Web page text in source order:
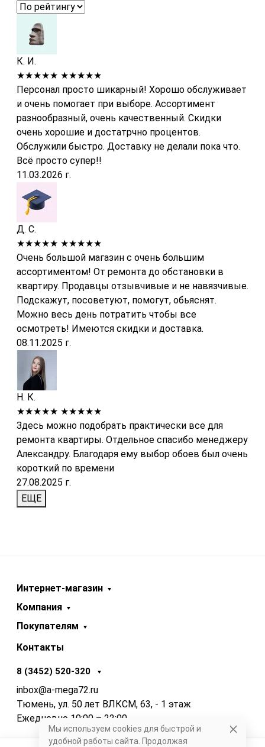
К. И.
★★★★★ ★★★★★
Персонал просто шикарный! Хорошо обслуживает
и очень помогает при выборе. Ассортимент
разнообразный, очень качественный. Скидки
очень хорошие и достатрчно процентов.
Обслужили быстро. Доставку не делали пока что.
Всё просто супер!!
11.03.2026 г.
Д. С.
★★★★★ ★★★★★
Очень большой магазин с очень большим
ассортиментом! От ремонта до обстановки в
квартиру. Продавцы отзывчивые и не навязчивые.
Подскажут, посоветуют, помогут, обьяснят.
Можно весь день потратить чтобы все
осмотреть! Имеются скидки и доставка.
08.11.2025 г.
Н. К.
★★★★★ ★★★★★
Здесь можно подобрать практически все для
ремонта квартиры. Отдельное спасибо менеджеру
Александру. Благодаря ему выбор обоев был очень
короткий по времени
27.08.2025 г.
ЕЩЕ
Интернет-магазин
Компания
Покупателям
Контакты
8 (3452) 520-320
inbox@a-mega72.ru
Тюмень, ул. 50 лет ВЛКСМ, 63, - 1 этаж
Ежедневно 10:00 – 22:00
Мы используем cookies для быстрой и
удобной работы сайта. Продолжая